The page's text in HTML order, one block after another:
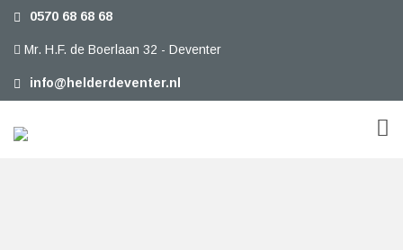
0570 68 68 68
Mr. H.F. de Boerlaan 32 - Deventer
info@helderdeventer.nl